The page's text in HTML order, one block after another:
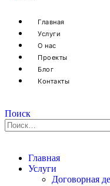
Главная
Услуги
О нас
Проекты
Блог
Контакты
Поиск
Главная
Услуги
Договорная